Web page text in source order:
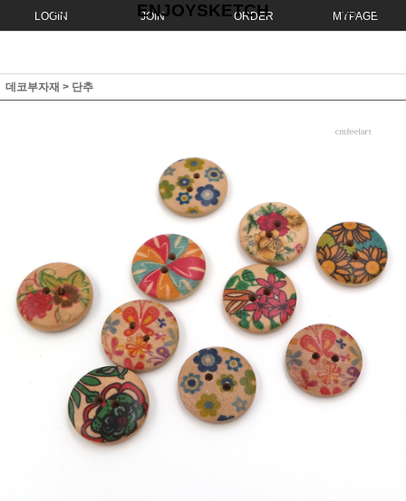
LOGIN JOIN ORDER MYPAGE
ENJOYSKETCH
데코부자재 > 단추